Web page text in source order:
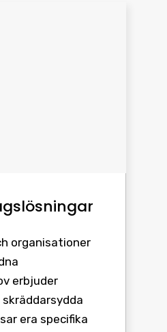
organisationer
erbjuder
era specifika